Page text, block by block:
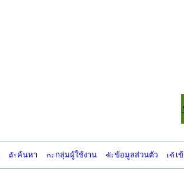
ค้นหา กลุ่มผู้ใช้งาน ข้อมูลส่วนตัว เ